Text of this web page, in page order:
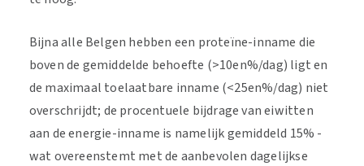
Bijna alle Belgen hebben een proteïne-inname die
boven de gemiddelde behoefte (>10en%/dag) ligt en
de maximaal toelaatbare inname (<25en%/dag) niet
overschrijdt; de procentuele bijdrage van eiwitten
aan de energie-inname is namelijk gemiddeld 15% -
wat overeenstemt met de aanbevolen dagelijkse